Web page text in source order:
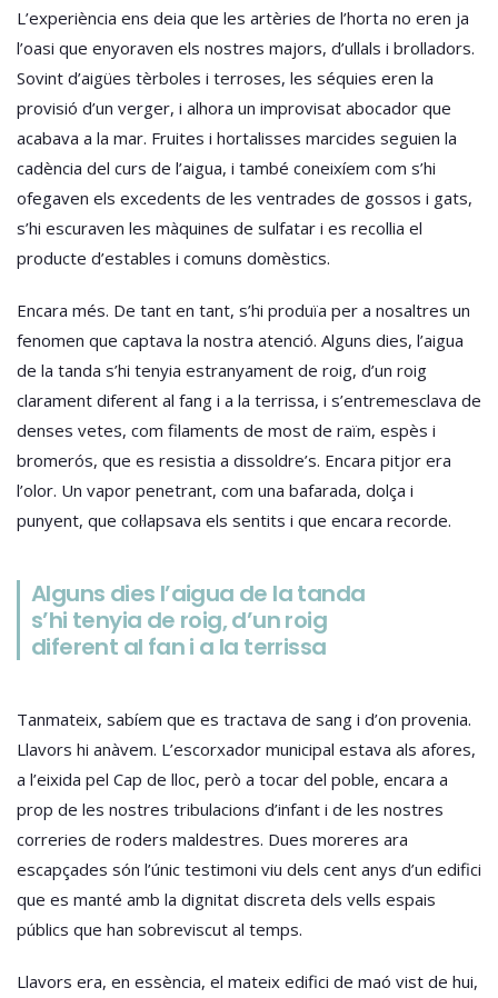
L’experiència ens deia que les artèries de l’horta no eren ja
l’oasi que enyoraven els nostres majors, d’ullals i brolladors.
Sovint d’aigües tèrboles i terroses, les séquies eren la
provisió d’un verger, i alhora un improvisat abocador que
acabava a la mar. Fruites i hortalisses marcides seguien la
cadència del curs de l’aigua, i també coneixíem com s’hi
ofegaven els excedents de les ventrades de gossos i gats,
s’hi escuraven les màquines de sulfatar i es recollia el
producte d’estables i comuns domèstics.
Encara més. De tant en tant, s’hi produïa per a nosaltres un
fenomen que captava la nostra atenció. Alguns dies, l’aigua
de la tanda s’hi tenyia estranyament de roig, d’un roig
clarament diferent al fang i a la terrissa, i s’entremesclava de
denses vetes, com filaments de most de raïm, espès i
bromerós, que es resistia a dissoldre’s. Encara pitjor era
l’olor. Un vapor penetrant, com una bafarada, dolça i
punyent, que col·lapsava els sentits i que encara recorde.
Alguns dies l’aigua de la tanda
s’hi tenyia de roig, d’un roig
diferent al fan i a la terrissa
Tanmateix, sabíem que es tractava de sang i d’on provenia.
Llavors hi anàvem. L’escorxador municipal estava als afores,
a l’eixida pel Cap de lloc, però a tocar del poble, encara a
prop de les nostres tribulacions d’infant i de les nostres
correries de roders maldestres. Dues moreres ara
escapçades són l’únic testimoni viu dels cent anys d’un edifici
que es manté amb la dignitat discreta dels vells espais
públics que han sobreviscut al temps.
Llavors era, en essència, el mateix edifici de maó vist de hui,